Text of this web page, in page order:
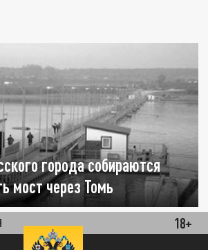
18+
города собираются
мост через Томь
предупредили о грядущем